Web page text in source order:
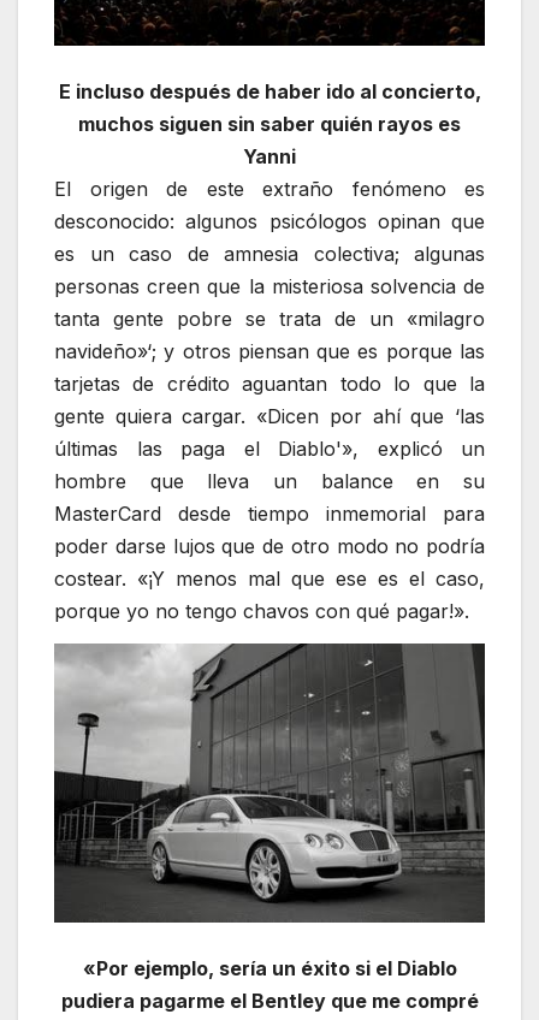
E incluso después de haber ido al concierto,
muchos siguen sin saber quién rayos es
Yanni
El origen de este extraño fenómeno es
desconocido: algunos psicólogos opinan que
es un caso de amnesia colectiva; algunas
personas creen que la misteriosa solvencia de
tanta gente pobre se trata de un «milagro
navideño»‘; y otros piensan que es porque las
tarjetas de crédito aguantan todo lo que la
gente quiera cargar. «Dicen por ahí que ‘las
últimas las paga el Diablo'», explicó un
hombre que lleva un balance en su
MasterCard desde tiempo inmemorial para
poder darse lujos que de otro modo no podría
costear. «¡Y menos mal que ese es el caso,
porque yo no tengo chavos con qué pagar!».
«Por ejemplo, sería un éxito si el Diablo
pudiera pagarme el Bentley que me compré